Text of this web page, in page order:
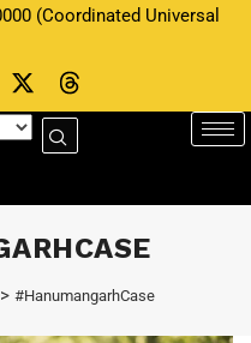
(Coordinated Universal
> #HanumangarhCase